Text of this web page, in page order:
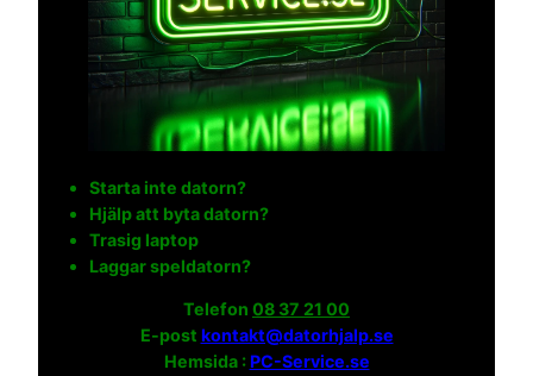
Starta inte datorn?
Hjälp att byta datorn?
Trasig laptop
Laggar speldatorn?
Telefon 08 37 21 00
E-post kontakt@datorhjalp.se
Hemsida : PC-Service.se